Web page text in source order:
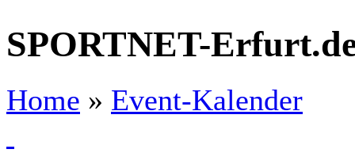
SPORTNET-
Home » Event-Kalender